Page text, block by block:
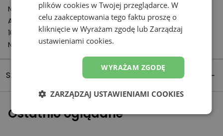
New Balance Europe BV
A-Factorij, Pilotenstraat 35 – 45
1059 CH Amsterdam
Netherlands
Szczegóły produktu
Ostatnio oglądane
plików cookies w Twojej przeglądarce. W
celu zaakceptowania tego faktu proszę o
kliknięcie w Wyrażam zgodę lub Zarządzaj
ustawieniami cookies.
WYRAŻAM ZGODĘ
ZARZĄDZAJ USTAWIENIAMI COOKIES